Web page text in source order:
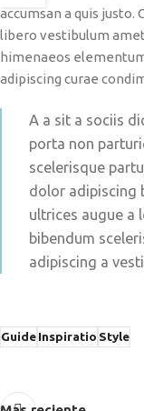
accumsan a quis justo.
libero vestibulum
himenaeos
adipiscing curae
A a sit a sociis
porta non
scelerisque
dolor adipiscing
ultrices augue a
bibendum
adipiscing a
GuideInspiratioStyle